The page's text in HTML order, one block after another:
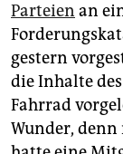
Parteien an
gestern
die Inhalte
Fahrrad
Wunder,